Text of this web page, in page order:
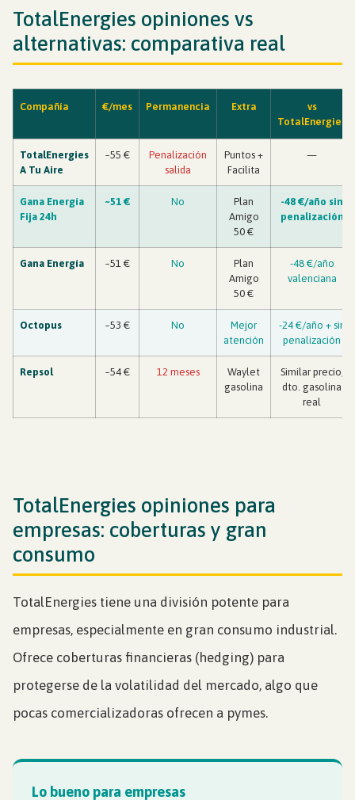
TotalEnergies opiniones vs
alternativas: comparativa real
Compañía €/mes Permanencia Extra
vs
TotalEnergies
TotalEnergies
A Tu Aire
~55 €
Penalización
salida
Puntos +
Facilita
—
Gana Energía
Fija 24h
~51 € No
Plan
Amigo
50 €
-48 €/año sin
penalización
Gana Energía ~51 € No
Plan
Amigo
50 €
-48 €/año
valenciana
Octopus ~53 € No
Mejor
atención
-24 €/año + sin
penalización
Repsol ~54 € 12 meses
Waylet
gasolina
Similar precio,
dto. gasolina
real
TotalEnergies opiniones para
empresas: coberturas y gran
consumo
TotalEnergies tiene una división potente para
empresas, especialmente en gran consumo industrial.
Ofrece coberturas financieras (hedging) para
protegerse de la volatilidad del mercado, algo que
pocas comercializadoras ofrecen a pymes.
Lo bueno para empresas